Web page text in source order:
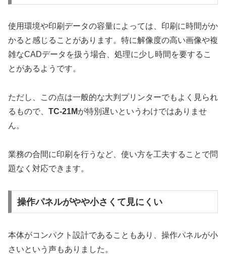
使用環境や印刷データの容量によっては、印刷に時間がか
かると感じることがあります。特に解像度の高い画像や複
雑なCADデータを扱う場合、処理に少し時間を要するこ
とがあるようです。
ただし、この点は一般的な大判プリンターでもよく見られ
るもので、 TC-21Mが特別遅いというわけではありませ
ん。
業務の合間に印刷を行うなど、使い方を工夫することで問
題なく対応できます。
操作パネルがやや小さくて見にくい
本体がコンパクト設計であることもあり、操作パネルが小
さいという声もありました。